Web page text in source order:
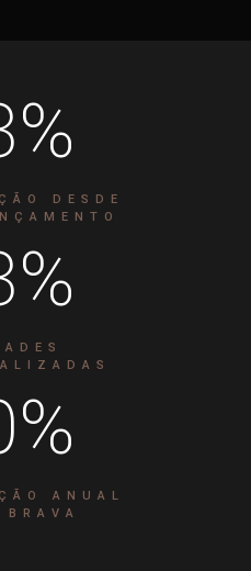
%
DESDE
%
%
ANUAL